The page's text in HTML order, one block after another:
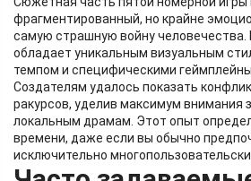
фрагментированный, но крайне
самую страшную войну
обладает уникальным визуальным
темпом и специфическими
Создателям удалось показать
ракурсов, уделив максимум внимания
локальным драмам. Этот опыт
времени, даже если вы обычно
исключительно